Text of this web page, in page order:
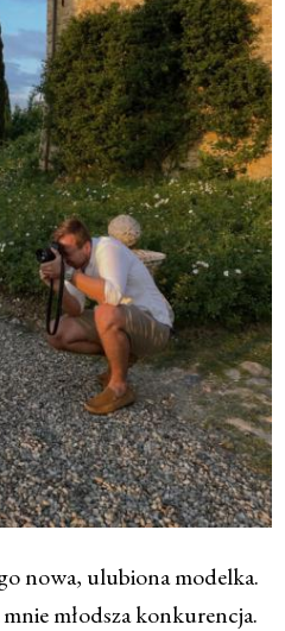
nowa, ulubiona modelka.
młodsza konkurencja.